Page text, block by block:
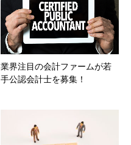
業界注目の会計ファームが若
手公認会計士を募集！